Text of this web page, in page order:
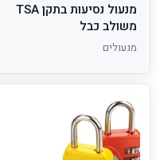
מנעול נסיעות בתקן TSA
משולב כבל
מנעולים